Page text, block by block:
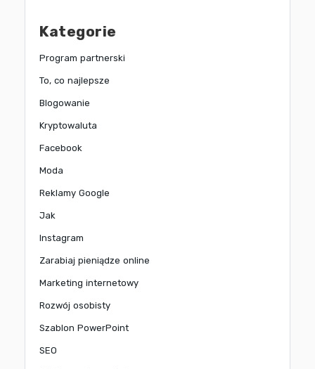
Kategorie
Program partnerski
To, co najlepsze
Blogowanie
Kryptowaluta
Facebook
Moda
Reklamy Google
Jak
Instagram
Zarabiaj pieniądze online
Marketing internetowy
Rozwój osobisty
Szablon PowerPoint
SEO